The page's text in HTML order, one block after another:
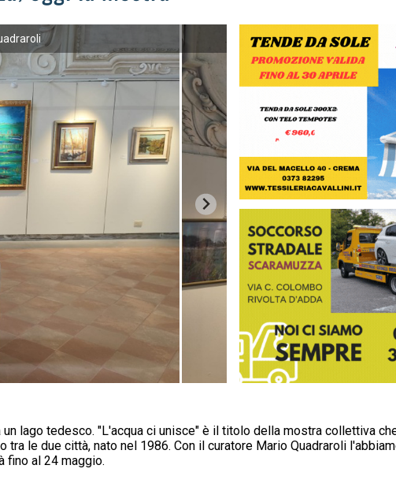
lago tedesco. "L'acqua ci unisce" è il titolo della mostra collettiva
le due città, nato nel 1986. Con il curatore Mario Quadraroli
fino al 24 maggio.